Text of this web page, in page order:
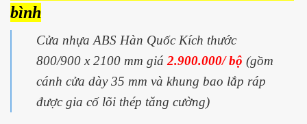
bình
Cửa nhựa ABS Hàn Quốc Kích thước
800/900 x 2100 mm giá 2.900.000/ bộ (gồm
cánh cửa dày 35 mm và khung bao lắp ráp
được gia cố lõi thép tăng cường)